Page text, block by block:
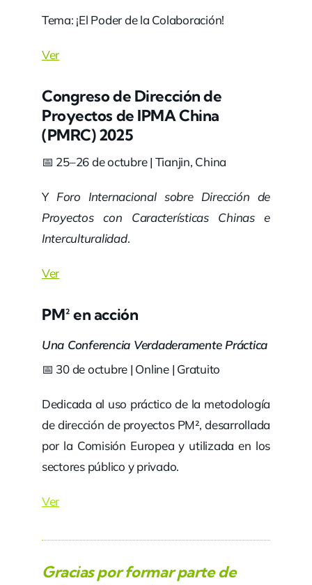
Tema: ¡El Poder de la Colaboración!
Ver
Congreso de Dirección de
Proyectos de IPMA China
(PMRC) 2025
📅 25–26 de octubre | Tianjin, China
Y Foro Internacional sobre Dirección de
Proyectos con Características Chinas e
Interculturalidad.
Ver
PM² en acción
Una Conferencia Verdaderamente Práctica
📅 30 de octubre | Online | Gratuito
Dedicada al uso práctico de la metodología
de dirección de proyectos PM², desarrollada
por la Comisión Europea y utilizada en los
sectores público y privado.
Ver
Gracias por formar parte de